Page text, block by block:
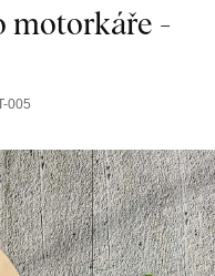
motorkáře -
005